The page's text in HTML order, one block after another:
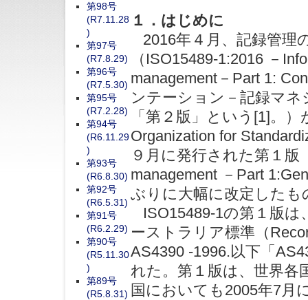
１．はじめに
2016年４月、記録管理
（ISO15489-1:2016 －
management－Part 1:
ンテーション－記録マ
「第２版」という[1]。
Organization for
９月に発行された第１版
management －Part
ぶりに大幅に改定したも
ISO15489-1の第１版は
ーストラリア標準（
AS4390 -1996.以下「
れた。第１版は、世界各
国においても2005年7月
第98号
(R7.11.28
)
第97号
(R7.8.29)
第96号
(R7.5.30)
第95号
(R7.2.28)
第94号
(R6.11.29
)
第93号
(R6.8.30)
第92号
(R6.5.31)
第91号
(R6.2.29)
第90号
(R5.11.30
)
第89号
(R5.8.31)